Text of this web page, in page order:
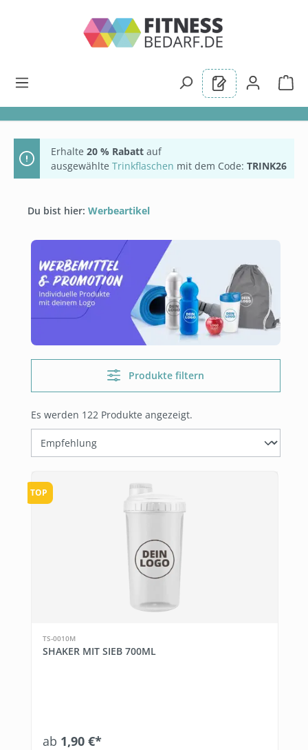
Erhalte 20 % Rabatt auf
ausgewählte Trinkflaschen mit dem Code: TRINK26
Du bist hier: Werbeartikel
Produkte filtern
Es werden 122 Produkte angezeigt.
TOP
TS-0010M
SHAKER MIT SIEB 700ML
ab 1,90 €*